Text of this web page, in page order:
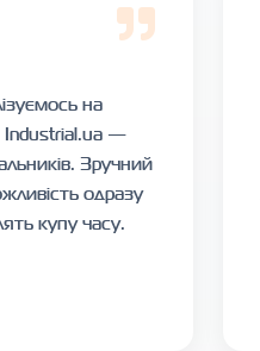
на
Industrial.ua —
Зручний
одразу
купу часу.